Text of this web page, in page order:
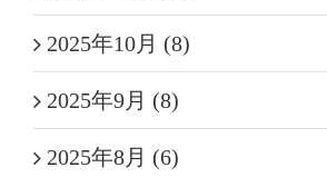
2025年10月 (8)
2025年9月 (8)
2025年8月 (6)